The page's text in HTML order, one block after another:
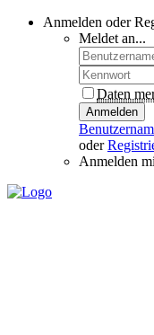
Anmelden oder
Meldet an...
Daten
Anmelden
oder
Anmelden